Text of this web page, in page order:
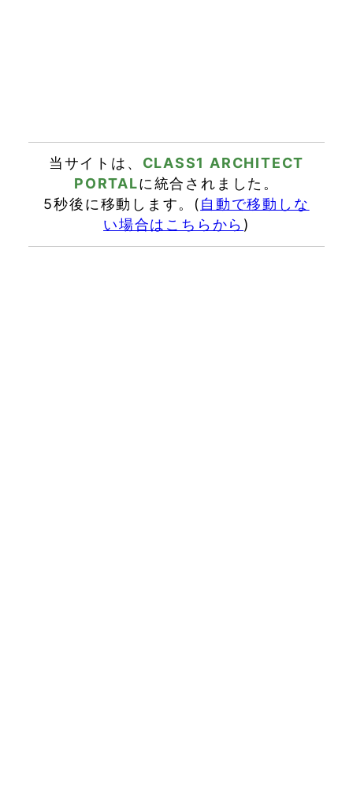
当サイトは、CLASS1 ARCHITECT
PORTALに統合されました。
5秒後に移動します。(自動で移動しな